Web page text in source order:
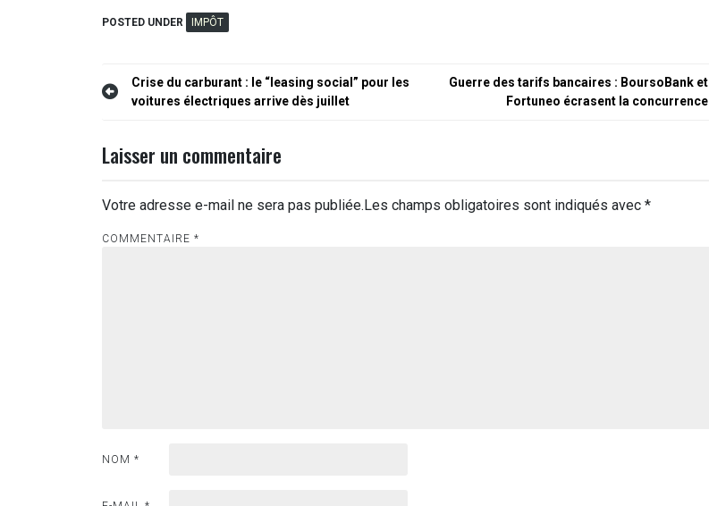
POSTED UNDER IMPÔT
Navigation
l’article
Crise du carburant : le “leasing social” pour les
voitures électriques arrive dès juillet
Guerre des tarifs bancaires : BoursoBank et
Fortuneo écrasent la concurrence
Laisser un commentaire
Votre adresse e-mail ne sera pas publiée.Les champs obligatoires sont indiqués avec *
COMMENTAIRE *
NOM *